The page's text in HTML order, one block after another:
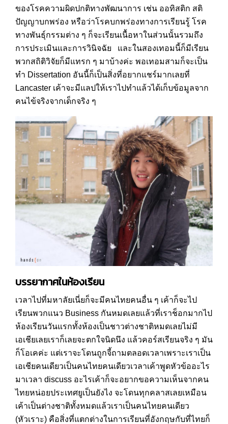
ของโรคความผิดปกติทางพัฒนาการ เช่น ออทิสติก สติ
ปัญญาบกพร่อง หรือว่าโรคบกพร่องทางการเรียนรู้ โรค
ทางพันธุ์กรรมต่าง ๆ ก็จะเรียนเนื้อหาในส่วนนั้นรวมถึง
การประเมินและการวินิจฉัย และในสองเทอมนี้ก็มีเรียน
พวกสถิติวิจัยก็มีแทรก ๆ มาบ้างค่ะ พอเทอมสามก็จะเป็น
ทำ Dissertation อันนี้ก็เป็นสิ่งที่อยากแชร์มากเลยที่
Lancaster เค้าจะมีแลปให้เราไปทำแล้วได้เก็บข้อมูลจาก
คนไข้จริงจากเด็กจริง ๆ
บรรยากาศในห้องเรียน
เวลาไปที่มหาลัยเนี่ยก็จะมีคนไทยคนอื่น ๆ เค้าก็จะไป
เรียนพวกแนว Business กันหมดเลยแล้วที่เราช็อกมากไป
ห้องเรียนวันแรกทั้งห้องเป็นชาวต่างชาติหมดเลยไม่มี
เอเชียเลยเราก็เลยจะตกใจนิดนึง แล้วคอร์สเรียนจริง ๆ มัน
ก็โอเคค่ะ แต่เราจะโดนถูกจี้ถามตลอดเวลาเพราะเราเป็น
เอเชียคนเดียวเป็นคนไทยคนเดียวเวลาเค้าพูดหัวข้ออะไร
มาเวลา discuss อะไรเค้าก็จะอยากขอความเห็นจากคน
ไทยหน่อยประเทศยูเป็นยังไง จะโดนทุกคลาสเลยเหมือน
เค้าเป็นต่างชาติทั้งหมดแล้วเราเป็นคนไทยคนเดียว
(หัวเราะ) คือสิ่งที่แตกต่างในการเรียนที่อังกฤษกับที่ไทยก็